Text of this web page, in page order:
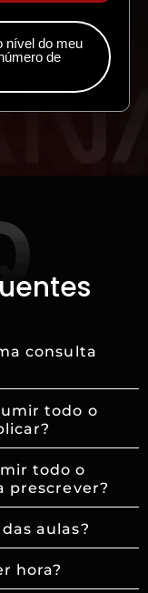
nível do meu
de
consulta
todo o
todo o
prescrever?
aulas?
hora?